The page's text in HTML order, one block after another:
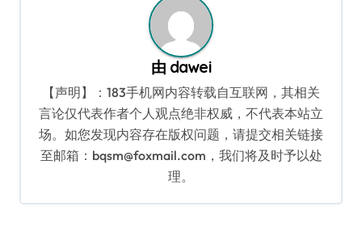
由 dawei
【声明】：183手机网内容转载自互联网，其相关
言论仅代表作者个人观点绝非权威，不代表本站立
场。如您发现内容存在版权问题，请提交相关链接
至邮箱：bqsm@foxmail.com，我们将及时予以处
理。